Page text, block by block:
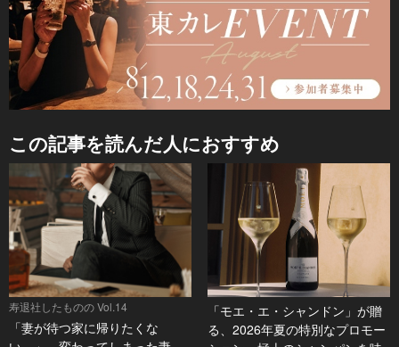
この記事を読んだ人におすすめ
寿退社したものの Vol.14
「妻が待つ家に帰りたくな
「モエ・エ・シャンドン」が贈
る、2026年夏の特別なプロモー